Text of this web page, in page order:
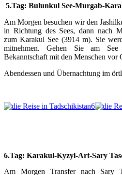
5.Tag: Bulunkul See-Murgab-
Am Morgen besuchen wir den
in Richtung des Sees, dann nach
zum Karakul See (3914 m). Sie
mitnehmen. Gehen Sie am
Bekanntschaft mit den Menschen vor
Abendessen und Übernachtung im
6.Tag: Karakul-Kyzyl-Art-Sary
Am Morgen Transfer nach Sary